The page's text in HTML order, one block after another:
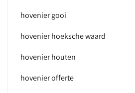
hovenier gooi
hovenier hoeksche waard
hovenier houten
hovenier offerte